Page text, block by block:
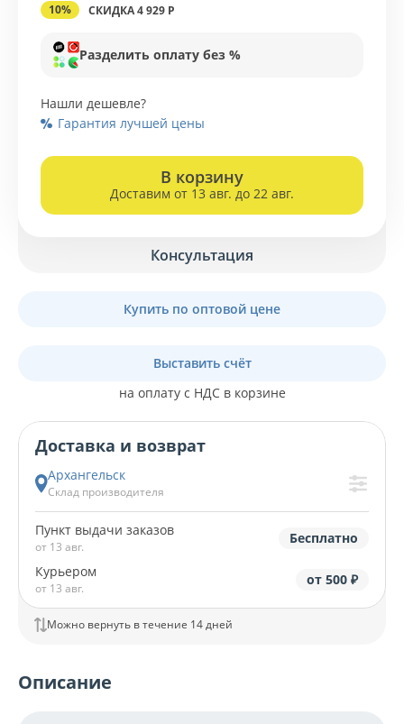
10% СКИДКА 4 929 Р
Разделить оплату без %
Нашли дешевле?
Гарантия лучшей цены
В корзину
Доставим от 13 авг. до 22 авг.
Консультация
Купить по оптовой цене
Выставить счёт
на оплату с НДС в корзине
Доставка и возврат
Архангельск
Склад производителя
Пункт выдачи заказов
от 13 авг.
Бесплатно
Курьером
от 13 авг.
от 500 ₽
Можно вернуть в течение 14 дней
Описание